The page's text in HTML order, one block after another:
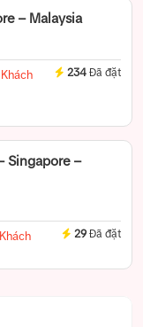
– Malaysia
234 Đã đặt
Singapore –
29 Đã đặt